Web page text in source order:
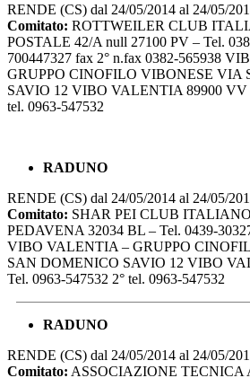
RENDE (CS) dal 24/05/2014 al 24/05/
Comitato: ROTTWEILER CLUB
POSTALE 42/A null 27100 PV – Tel.
700447327 fax 2° n.fax 0382-565938
GRUPPO CINOFILO VIBONESE VIA
SAVIO 12 VIBO VALENTIA 89900 VV
tel. 0963-547532
RADUNO
RENDE (CS) dal 24/05/2014 al 24/05/
Comitato: SHAR PEI CLUB
PEDAVENA 32034 BL – Tel. 0439-
VIBO VALENTIA – GRUPPO
SAN DOMENICO SAVIO 12 VIBO
Tel. 0963-547532 2° tel. 0963-547532
RADUNO
RENDE (CS) dal 24/05/2014 al 24/05/
Comitato: ASSOCIAZIONE TECNICA